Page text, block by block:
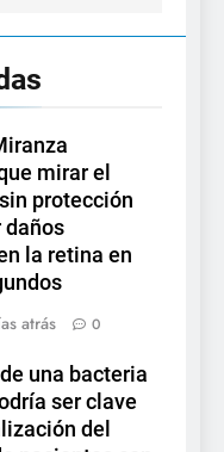
mirar el
protección
daños
la retina en
atrás 0
una bacteria
ser clave
del